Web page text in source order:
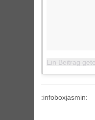
:infoboxjasmin: